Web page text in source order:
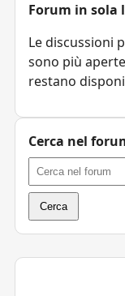
Forum in sola
Le discussioni
sono più
restano
Cerca nel
Cerca